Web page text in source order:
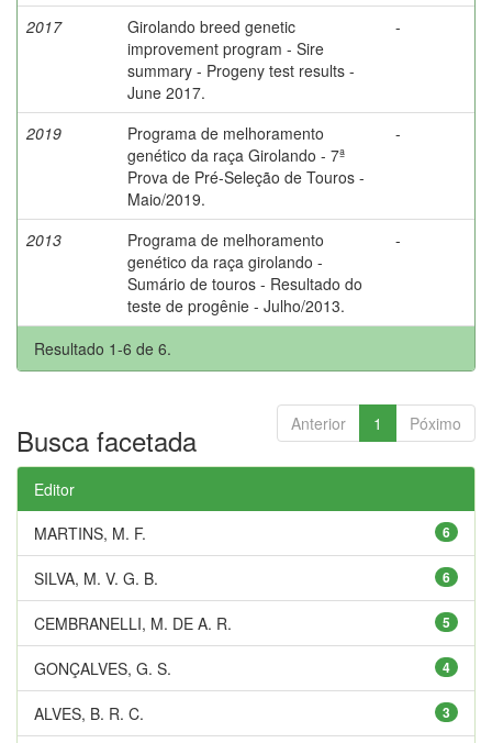
2017
Girolando breed genetic
improvement program - Sire
summary - Progeny test results -
June 2017.
-
2019
Programa de melhoramento
genético da raça Girolando - 7ª
Prova de Pré-Seleção de Touros -
Maio/2019.
-
2013
Programa de melhoramento
genético da raça girolando -
Sumário de touros - Resultado do
teste de progênie - Julho/2013.
-
Resultado 1-6 de 6.
Anterior 1 Póximo
Busca facetada
Editor
6
MARTINS, M. F.
6
SILVA, M. V. G. B.
5
CEMBRANELLI, M. DE A. R.
4
GONÇALVES, G. S.
3
ALVES, B. R. C.